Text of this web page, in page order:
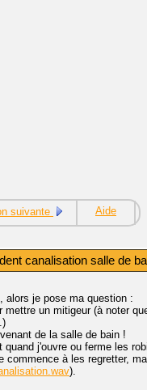
suivante Aide
canalisation salle de
alors je pose ma question :
un mitigeur (à noter
de la salle de bain !
quand j'ouvre ou ferme les
à les regretter,
).